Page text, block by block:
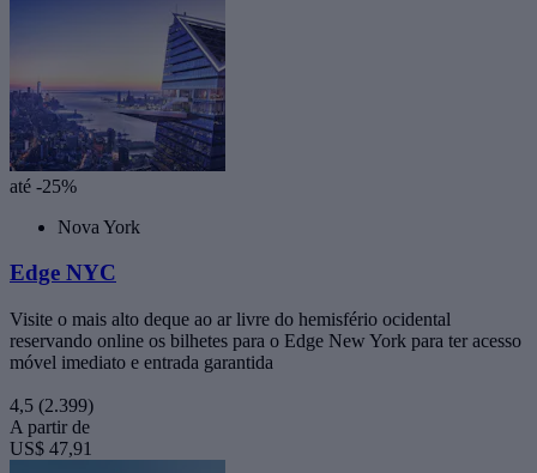
até -25%
Nova York
Edge NYC
Visite o mais alto deque ao ar livre do hemisfério ocidental
reservando online os bilhetes para o Edge New York para ter acesso
móvel imediato e entrada garantida
4,5 (2.399)
A partir de
US$ 47,91